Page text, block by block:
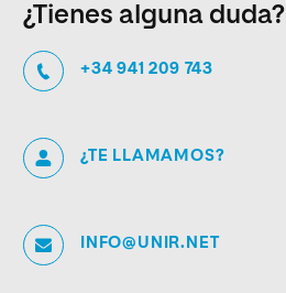
¿Tienes alguna duda?
+34 941 209 743
¿TE LLAMAMOS?
INFO@UNIR.NET